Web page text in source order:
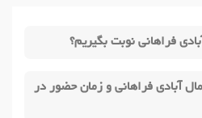
فراهانی نوبت بگیریم؟
آبادی فراهانی و زمان حضور در